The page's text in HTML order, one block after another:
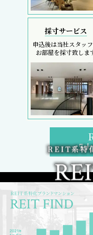
採寸サービス
申込後は当社スタッ
お部屋を採寸致しま
5